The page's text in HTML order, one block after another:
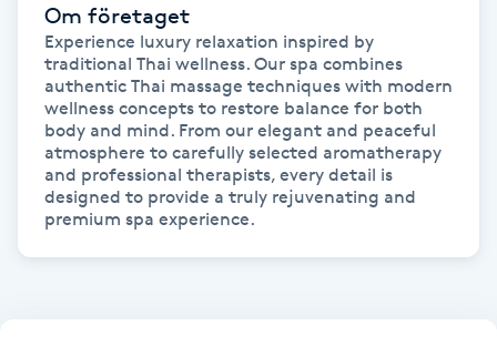
Hårborttagning
Hårbottenbehandling
Hårförlängning
Hårvård
Om företaget
Experience luxury relaxation inspired by
traditional Thai wellness. Our spa combines
authentic Thai massage techniques with modern
wellness concepts to restore balance for both
body and mind. From our elegant and peaceful
atmosphere to carefully selected aromatherapy
and professional therapists, every detail is
designed to provide a truly rejuvenating and
premium spa experience.